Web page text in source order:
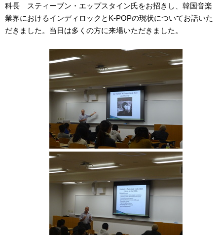
科長 スティーブン・エップスタイン氏をお招きし、韓国音楽
業界におけるインディロックとK-POPの現状についてお話いた
だきました。当日は多くの方に来場いただきました。